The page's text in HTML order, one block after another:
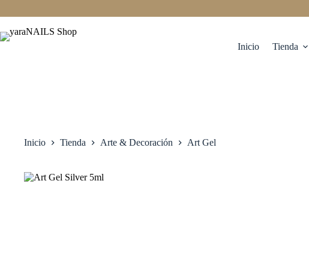
al
contenido
Inicio Tienda
Inicio Tienda Arte & Decoración Art Gel